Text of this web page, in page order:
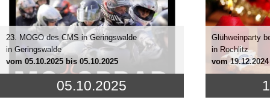
23. MOGO des CMS in Geringswalde
in Geringswalde
vom 05.10.2025 bis 05.10.2025
05.10.2025
Glühweinparty
in Rochlitz
vom 19.12.2024